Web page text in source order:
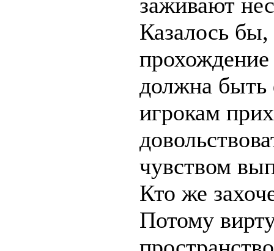
Казалось бы,
прохождение
должна быть
игрокам
чувством
Кто же
Потому